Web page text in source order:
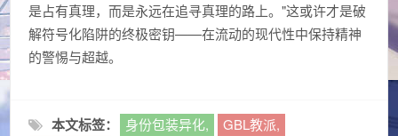
是占有真理，而是永远在追寻真理的路上。"这或许才是破
解符号化陷阱的终极密钥——在流动的现代性中保持精神
的警惕与超越。
本文标签： 身份包装异化,
GBL教派,